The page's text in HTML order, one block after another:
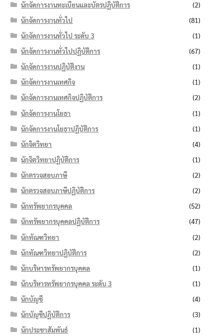
นักจัดการงานทะเบียนและบัตรปฏิบัติการ
(2)
นักจัดการงานทั่วไป
(81)
นักจัดการงานทั่วไป ระดับ 3
(1)
นักจัดการงานทั่วไปปฏิบัติการ
(67)
นักจัดการงานปฏิบัติงาน
(1)
นักจัดการงานเทศกิจ
(1)
นักจัดการงานเทศกิจปฏิบัติการ
(2)
นักจัดการงานโยธา
(1)
นักจัดการงานโยธาปฏิบัติการ
(1)
นักจิตวิทยา
(4)
นักจิตวิทยาปฏิบัติการ
(1)
นักตรวจสอบภาษี
(2)
นักตรวจสอบภาษีปฏิบัติการ
(2)
นักทรัพยากรบุคคล
(52)
นักทรัพยากรบุคคลปฏิบัติการ
(47)
นักทัณฑวิทยา
(2)
นักทัณฑวิทยาปฏิบัติการ
(2)
นักบริหารทรัพยากรบุคคล
(1)
นักบริหารทรัพยากรบุคคล ระดับ 3
(1)
นักบัญชี
(4)
นักบัญชีปฏิบัติการ
(3)
นักประชาสัมพันธ์
(1)